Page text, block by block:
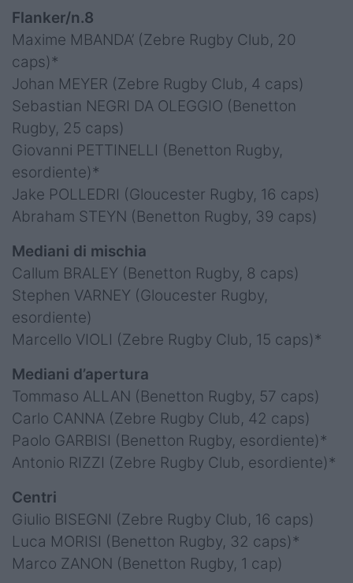
Flanker/n.8
Maxime MBANDA’ (Zebre Rugby Club, 20
caps)*
Johan MEYER (Zebre Rugby Club, 4 caps)
Sebastian NEGRI DA OLEGGIO (Benetton
Rugby, 25 caps)
Giovanni PETTINELLI (Benetton Rugby,
esordiente)*
Jake POLLEDRI (Gloucester Rugby, 16 caps)
Abraham STEYN (Benetton Rugby, 39 caps)
Mediani di mischia
Callum BRALEY (Benetton Rugby, 8 caps)
Stephen VARNEY (Gloucester Rugby,
esordiente)
Marcello VIOLI (Zebre Rugby Club, 15 caps)*
Mediani d’apertura
Tommaso ALLAN (Benetton Rugby, 57 caps)
Carlo CANNA (Zebre Rugby Club, 42 caps)
Paolo GARBISI (Benetton Rugby, esordiente)*
Antonio RIZZI (Zebre Rugby Club, esordiente)*
Centri
Giulio BISEGNI (Zebre Rugby Club, 16 caps)
Luca MORISI (Benetton Rugby, 32 caps)*
Marco ZANON (Benetton Rugby, 1 cap)